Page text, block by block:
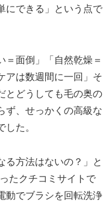
にできる」という点で
＝面倒」「自然乾燥＝
アは数週間に一回」そ
とどうしても毛の奥の
ず、せっかくの高級な
た。
る方法はないの？」と
たクチコミサイトで
動でブラシを回転洗浄